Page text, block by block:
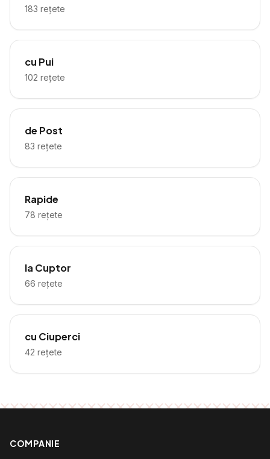
183 rețete
cu Pui
102 rețete
de Post
83 rețete
Rapide
78 rețete
la Cuptor
66 rețete
cu Ciuperci
42 rețete
COMPANIE